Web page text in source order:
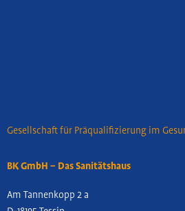
Gesellschaft für Präqualifizierung im
BK GmbH – Das Sanitätshaus
Am Tannenkopp 2 a